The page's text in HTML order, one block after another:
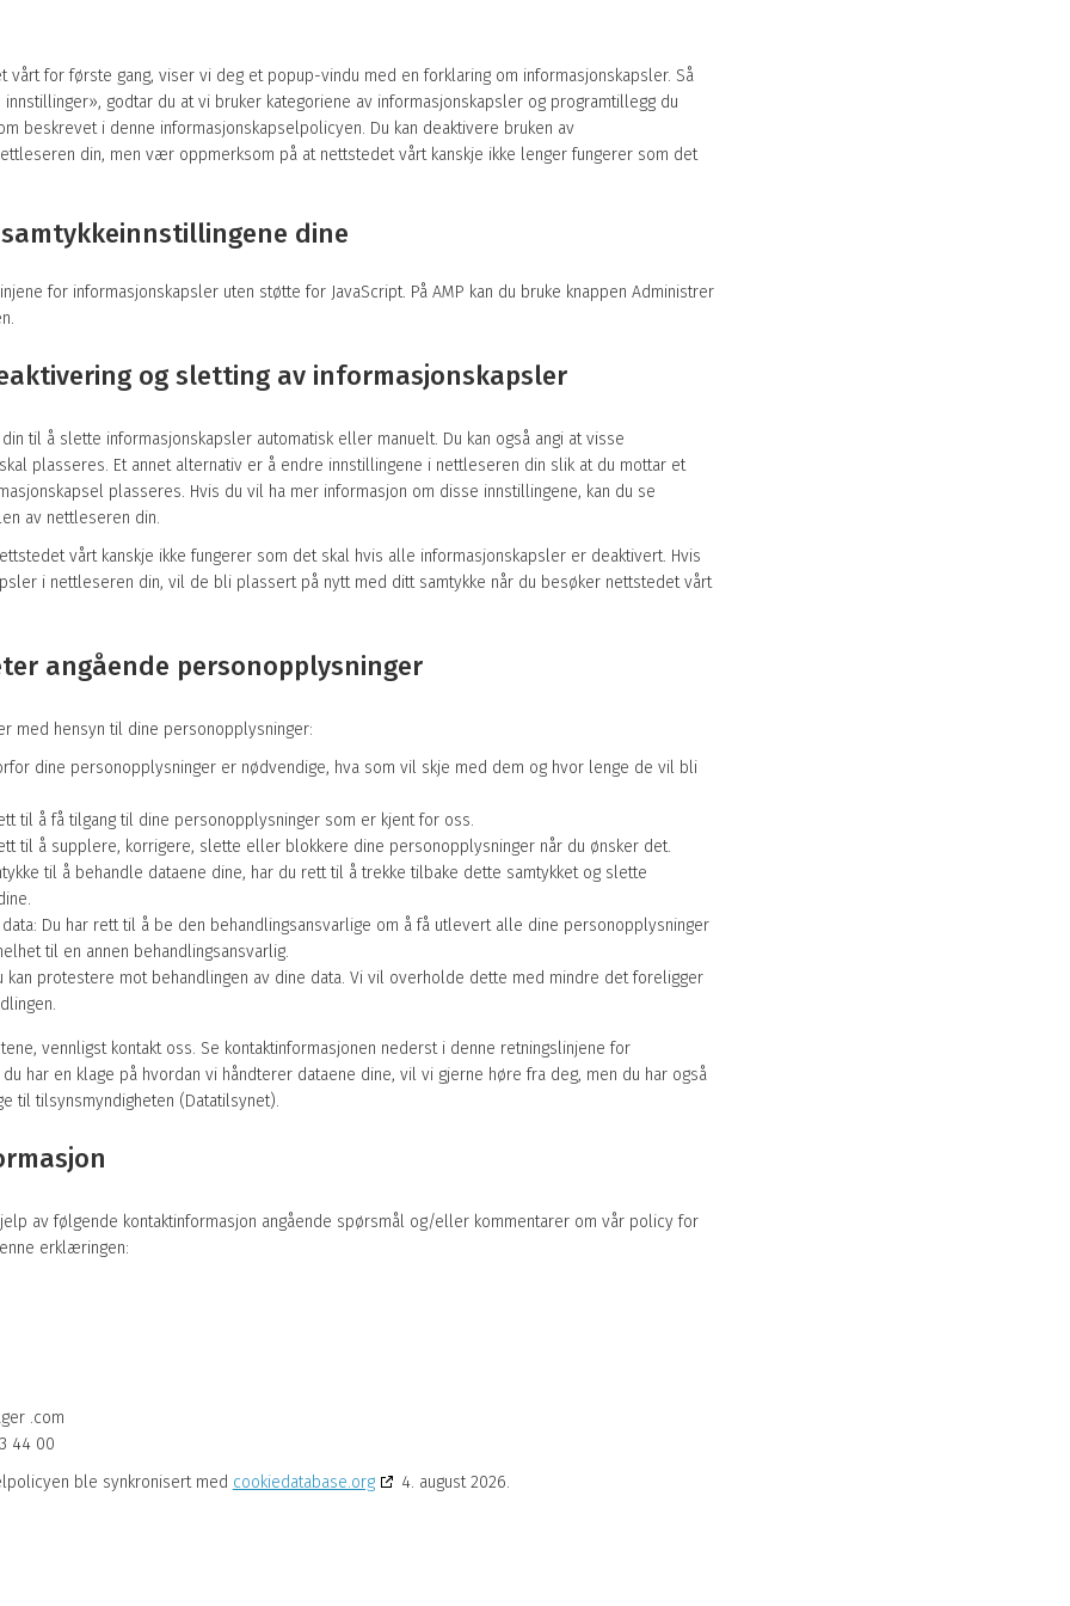
vårt for første gang, viser vi deg et popup-vindu med en forklaring om informasjonskapsler. Så
innstillinger», godtar du at vi bruker kategoriene av informasjonskapsler og programtillegg du
beskrevet i denne informasjonskapselpolicyen. Du kan deaktivere bruken av
din, men vær oppmerksom på at nettstedet vårt kanskje ikke lenger fungerer som det
dine
for informasjonskapsler uten støtte for JavaScript. På AMP kan du bruke knappen Administrer
og sletting av informasjonskapsler
til å slette informasjonskapsler automatisk eller manuelt. Du kan også angi at visse
plasseres. Et annet alternativ er å endre innstillingene i nettleseren din slik at du mottar et
plasseres. Hvis du vil ha mer informasjon om disse innstillingene, kan du se
av nettleseren din.
vårt kanskje ikke fungerer som det skal hvis alle informasjonskapsler er deaktivert. Hvis
i nettleseren din, vil de bli plassert på nytt med ditt samtykke når du besøker nettstedet vårt
angående personopplysninger
med hensyn til dine personopplysninger:
dine personopplysninger er nødvendige, hva som vil skje med dem og hvor lenge de vil bli
til å få tilgang til dine personopplysninger som er kjent for oss.
til å supplere, korrigere, slette eller blokkere dine personopplysninger når du ønsker det.
til å behandle dataene dine, har du rett til å trekke tilbake dette samtykket og slette
Du har rett til å be den behandlingsansvarlige om å få utlevert alle dine personopplysninger
til en annen behandlingsansvarlig.
kan protestere mot behandlingen av dine data. Vi vil overholde dette med mindre det foreligger
vennligst kontakt oss. Se kontaktinformasjonen nederst i denne retningslinjene for
har en klage på hvordan vi håndterer dataene dine, vil vi gjerne høre fra deg, men du har også
til tilsynsmyndigheten (Datatilsynet).
av følgende kontaktinformasjon angående spørsmål og/eller kommentarer om vår policy for
erklæringen:
.com
44 00
ble synkronisert med cookiedatabase.org 4. august 2026.